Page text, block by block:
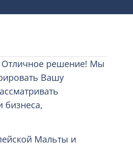
Отличное решение! Мы
Вашу
бизнеса,
Мальты и